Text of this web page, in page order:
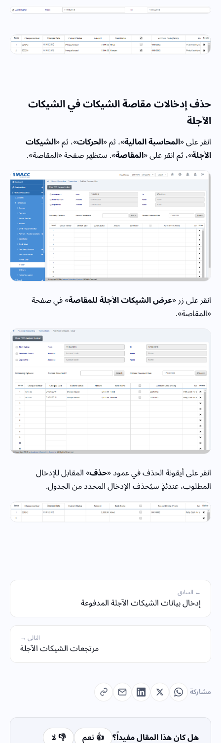
حذف إدخالات مقاصة الشيكاتفي الشيكات
الآجلة
انقر على «المحاسبة المالية»، ثم «الحركات»، ثم «الشيكات
الآجلة»، ثم انقر على «المقاصة». ستظهر صفحة «المقاصة».
انقر على زر «عرض الشيكات الآجلة للمقاصة» في صفحة
«المقاصة».
انقر على أيقونة الحذف في عمود «حذف» المقابل للإدخال
المطلوب، عندئذٍ سيُحذف الإدخال المحدد من الجدول.
← السابق
إدخال بيانات الشيكات الآجلة المدفوعة
التالي →
مرتجعات الشيكات الآجلة
مشاركة
هل كان هذا المقال مفيداً؟ 👍 نعم 👎 لا